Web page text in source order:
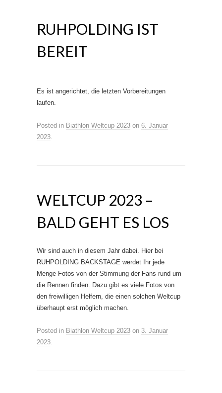
RUHPOLDING IST
BEREIT
Es ist angerichtet, die letzten Vorbereitungen
laufen.
Posted in Biathlon Weltcup 2023 on 6. Januar
2023
WELTCUP 2023 –
BALD GEHT ES LOS
Wir sind auch in diesem Jahr dabei. Hier bei
RUHPOLDING BACKSTAGE werdet Ihr jede
Menge Fotos von der Stimmung der Fans rund um
die Rennen finden. Dazu gibt es viele Fotos von
den freiwilligen Helfern, die einen solchen Weltcup
überhaupt erst möglich machen.
Posted in Biathlon Weltcup 2023 on 3. Januar
2023